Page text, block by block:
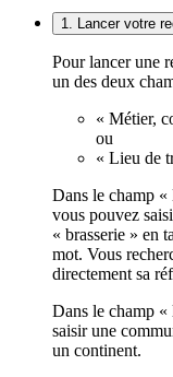
1. Lancer votre
Pour lancer une
un des deux
« Métier,
ou
« Lieu de
Dans le champ «
vous pouvez
« brasserie » en
mot. Vous
directement sa
Dans le champ
saisir une
un continent.